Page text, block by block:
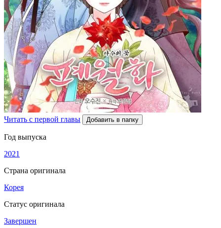
Читать с первой главы Добавить в папку
Год выпуска
2021
Страна оригинала
Корея
Статус оригинала
Завершен